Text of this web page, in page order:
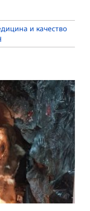
и качество